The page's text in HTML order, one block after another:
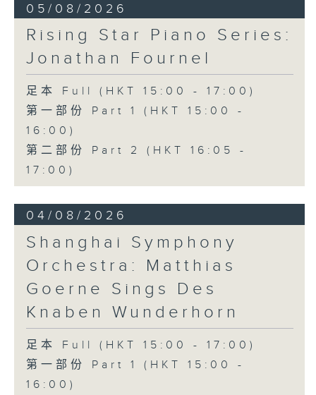
05/08/2026
Rising Star Piano Series:
Jonathan Fournel
足本 Full (HKT 15:00 - 17:00)
第一部份 Part 1 (HKT 15:00 -
16:00)
第二部份 Part 2 (HKT 16:05 -
17:00)
04/08/2026
Shanghai Symphony
Orchestra: Matthias
Goerne Sings Des
Knaben Wunderhorn
足本 Full (HKT 15:00 - 17:00)
第一部份 Part 1 (HKT 15:00 -
16:00)